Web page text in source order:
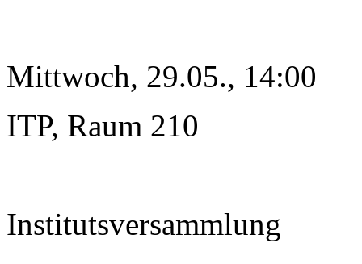
Mittwoch, 29.05., 14:00
ITP, Raum 210
Institutsversammlung